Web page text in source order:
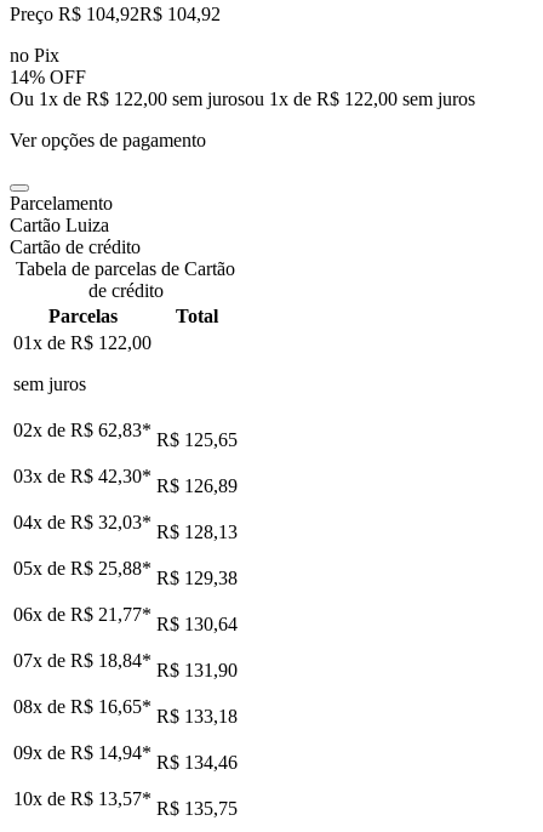
Preço R$ 104,92R$ 104,92
no Pix
14% OFF
Ou 1x de R$ 122,00 sem jurosou 1x de R$ 122,00 sem juros
Ver opções de pagamento
Parcelamento
Cartão Luiza
Cartão de crédito
Tabela de parcelas de Cartão
de crédito
Parcelas
Total
01x de R$ 122,00
sem juros
02x de R$ 62,83* R$ 125,65
03x de R$ 42,30* R$ 126,89
04x de R$ 32,03* R$ 128,13
05x de R$ 25,88* R$ 129,38
06x de R$ 21,77* R$ 130,64
07x de R$ 18,84* R$ 131,90
08x de R$ 16,65* R$ 133,18
09x de R$ 14,94* R$ 134,46
10x de R$ 13,57* R$ 135,75